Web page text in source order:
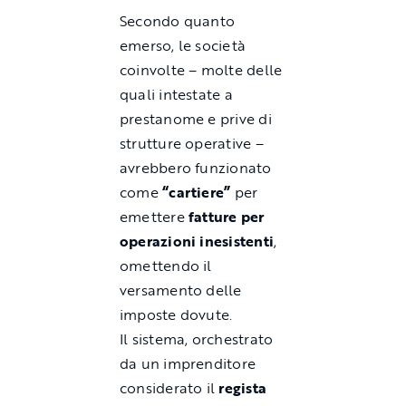
Secondo quanto
emerso, le società
coinvolte – molte delle
quali intestate a
prestanome e prive di
strutture operative –
avrebbero funzionato
come“cartiere” per
emetterefatture per
operazioni inesistenti,
omettendo il
versamento delle
imposte dovute.
Il sistema, orchestrato
da un imprenditore
considerato il regista